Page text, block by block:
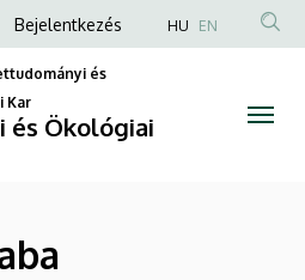
Anonim
Felhasználói
fiók
menüje
Bejelentkezés HU EN
és
Kar
és Ökológiai